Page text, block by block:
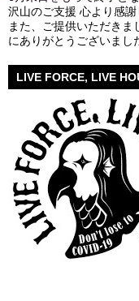
沢山のご支援 心より感謝
また、ご提供いただき
にありがとうございまし
LIVE FORCE, LIVE